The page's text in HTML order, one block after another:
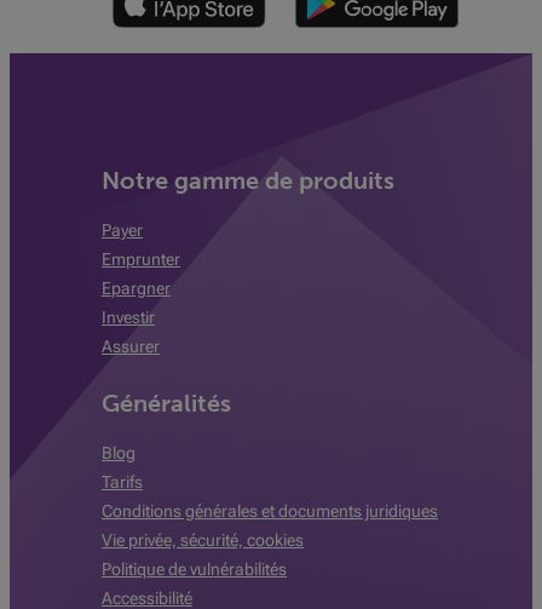
Notre gamme de produits
Payer
Emprunter
Epargner
Investir
Assurer
Généralités
Blog
Tarifs
Conditions générales et documents juridiques
Vie privée, sécurité, cookies
Politique de vulnérabilités
Accessibilité